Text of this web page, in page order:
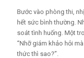
Bước vào phòng thi,
hết sức bình thường.
soát tình huống. Một
“Nhỡ giám khảo hỏi
thức thì sao?”.